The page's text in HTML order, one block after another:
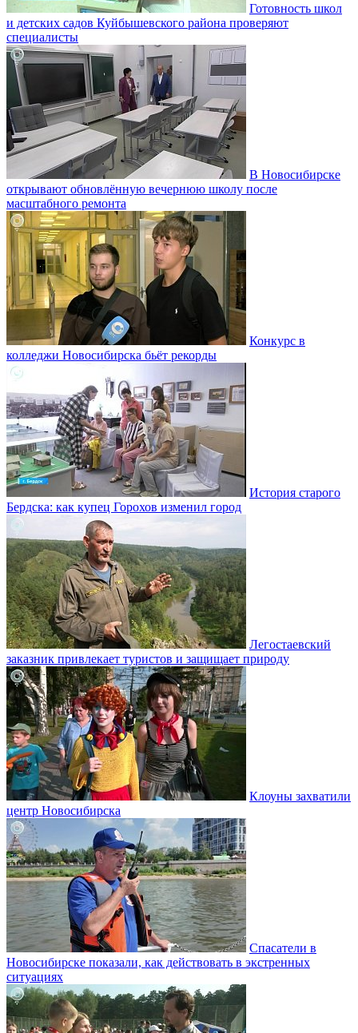
Готовность школ
и детских садов Куйбышевского района проверяют
специалисты
В Новосибирске
открывают обновлённую вечернюю школу после
масштабного ремонта
Конкурс в
колледжи Новосибирска бьёт рекорды
История старого
Бердска: как купец Горохов изменил город
Легостаевский
заказник привлекает туристов и защищает природу
Клоуны захватили
центр Новосибирска
Спасатели в
Новосибирске показали, как действовать в экстренных
ситуациях